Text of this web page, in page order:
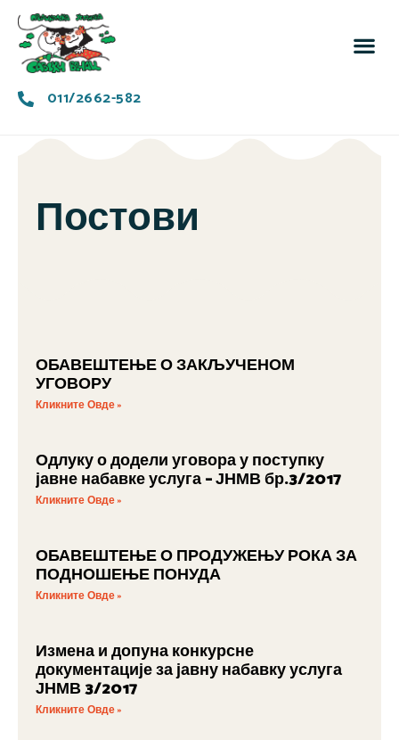
011/2662-582
Постови
ОБАВЕШТЕЊЕ О ЗАКЉУЧЕНОМ
УГОВОРУ
Кликните Овде »
Одлуку о додели уговора у поступку
јавне набавке услуга – ЈНМВ бр.3/2017
Кликните Овде »
ОБАВЕШТЕЊЕ О ПРОДУЖЕЊУ РОКА ЗА
ПОДНОШЕЊЕ ПОНУДА
Кликните Овде »
Измена и допуна конкурсне
документације за јавну набавку услуга
ЈНМВ 3/2017
Кликните Овде »